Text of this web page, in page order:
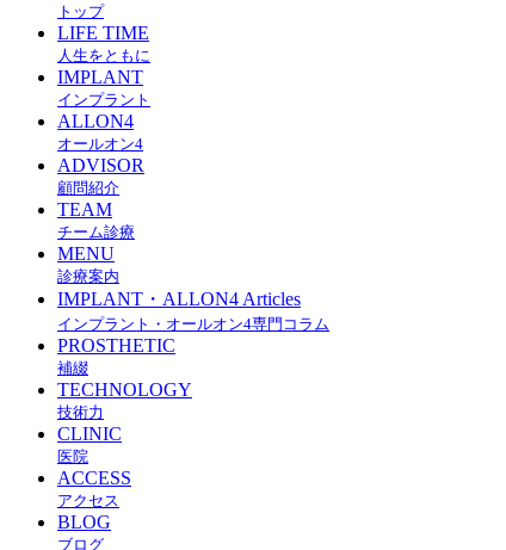
トップ
LIFE TIME
人生をともに
IMPLANT
インプラント
ALLON4
オールオン4
ADVISOR
顧問紹介
TEAM
チーム診療
MENU
診療案内
IMPLANT・ALLON4 Articles
インプラント・オールオン4専門コラム
PROSTHETIC
補綴
TECHNOLOGY
技術力
CLINIC
医院
ACCESS
アクセス
BLOG
ブログ